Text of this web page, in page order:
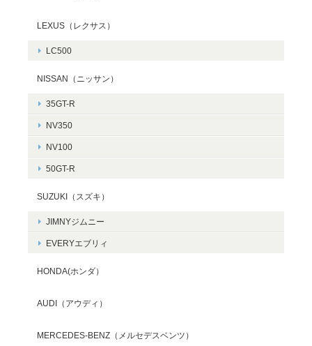
LEXUS（レクサス）
LC500
NISSAN（ニッサン）
35GT-R
NV350
NV100
50GT-R
SUZUKI（スズキ）
JIMNYジムニー
EVERYエブリィ
HONDA(ホンダ）
AUDI（アウディ）
MERCEDES-BENZ（メルセデスベンツ）